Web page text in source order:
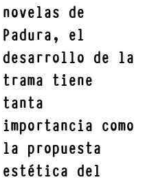
novelas de
Padura, el
desarrollo de la
trama tiene
tanta
importancia como
la propuesta
estética del